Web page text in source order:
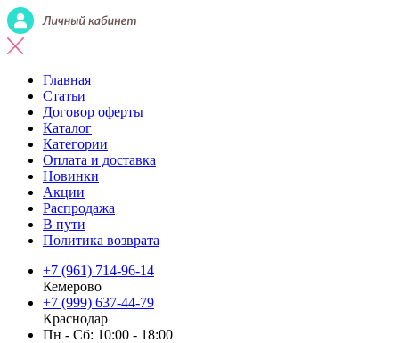
Главная
Статьи
Договор оферты
Каталог
Категории
Оплата и доставка
Новинки
Акции
Распродажа
В пути
Политика возврата
+7 (961) 714-96-14
Кемерово
+7 (999) 637-44-79
Краснодар
Пн - Сб: 10:00 - 18:00